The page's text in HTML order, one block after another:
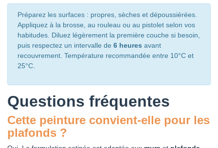
Préparez les surfaces : propres, sèches et dépoussiérées.
Appliquez à la brosse, au rouleau ou au pistolet selon vos
habitudes. Diluez légèrement la première couche si besoin,
puis respectez un intervalle de 6 heures avant
recouvrement. Température recommandée entre 10°C et
25°C.
Questions fréquentes
Cette peinture convient-elle pour les
plafonds ?